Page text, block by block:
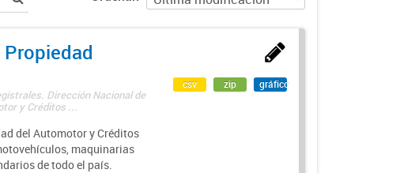
Dirección Nacional de
y Créditos ...
del Automotor y Créditos
maquinarias
de todo el país.
csv zip gráfico